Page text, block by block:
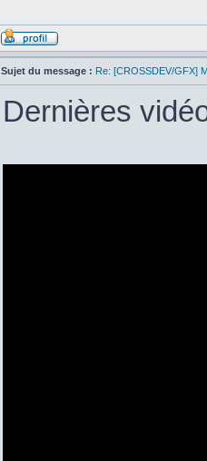
Sujet du message : Re: [CROSSDEV/GFX]
Dernières